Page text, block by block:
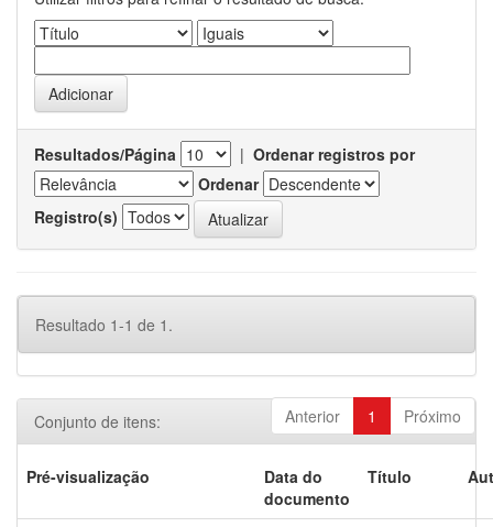
Resultados/Página | Ordenar registros por
Ordenar
Registro(s)
Resultado 1-1 de 1.
Anterior 1 Próximo
Conjunto de itens:
Pré-visualização
Data do
documento
Título